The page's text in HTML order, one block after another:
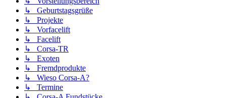
↳ Geburtstagsgrüße
↳ Projekte
↳ Vorfacelift
↳ Facelift
↳ Corsa-TR
↳ Exoten
↳ Fremdprodukte
↳ Wieso Corsa-A?
↳ Termine